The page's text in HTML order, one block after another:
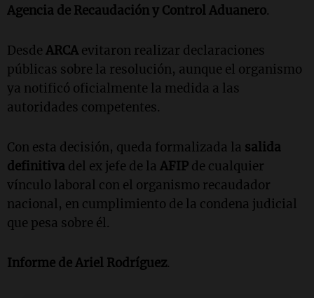
Agencia de Recaudación y Control Aduanero.
Desde ARCA evitaron realizar declaraciones
públicas sobre la resolución, aunque el organismo
ya notificó oficialmente la medida a las
autoridades competentes.
Con esta decisión, queda formalizada la salida
definitiva del ex jefe de la AFIP de cualquier
vínculo laboral con el organismo recaudador
nacional, en cumplimiento de la condena judicial
que pesa sobre él.
Informe de Ariel Rodríguez.